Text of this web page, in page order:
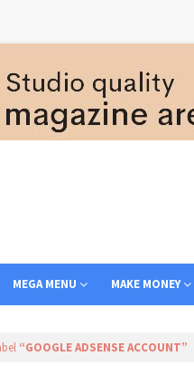
MEGA MENU MAKE MONEY
GOOGLE ADSENSE ACCOUNT